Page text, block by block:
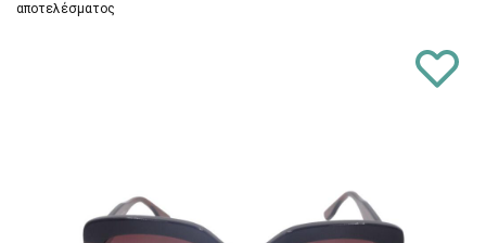
αποτελέσματος